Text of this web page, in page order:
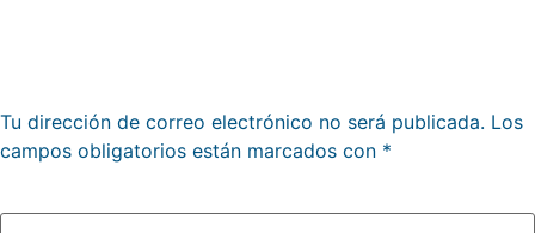
Tu dirección de correo electrónico no será publicada. Los
campos obligatorios están marcados con *